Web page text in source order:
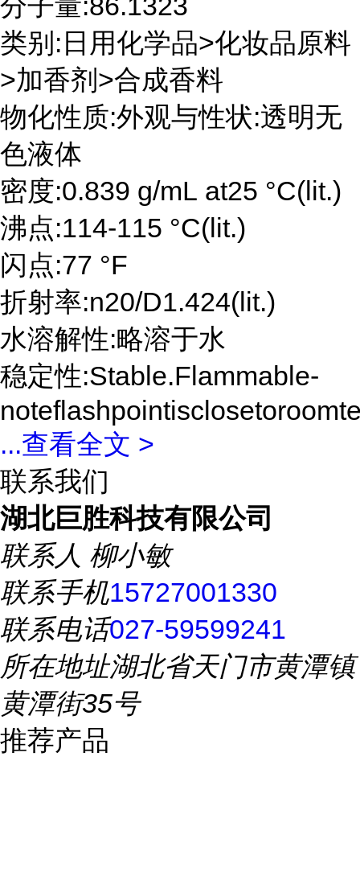
类别:日用化学品>化妆品原料
>加香剂>合成香料
物化性质:外观与性状:透明无
色液体
密度:0.839 g/mL at25 °C(lit.)
沸点:114-115 °C(lit.)
闪点:77 °F
折射率:n20/D1.424(lit.)
水溶解性:略溶于水
稳定性:Stable.Flammable-
...查看全文 >
联系我们
湖北巨胜科技有限公司
联系人 柳小敏
联系手机15727001330
联系电话027-59599241
所在地址湖北省天门市黄潭镇
黄潭街35号
推荐产品